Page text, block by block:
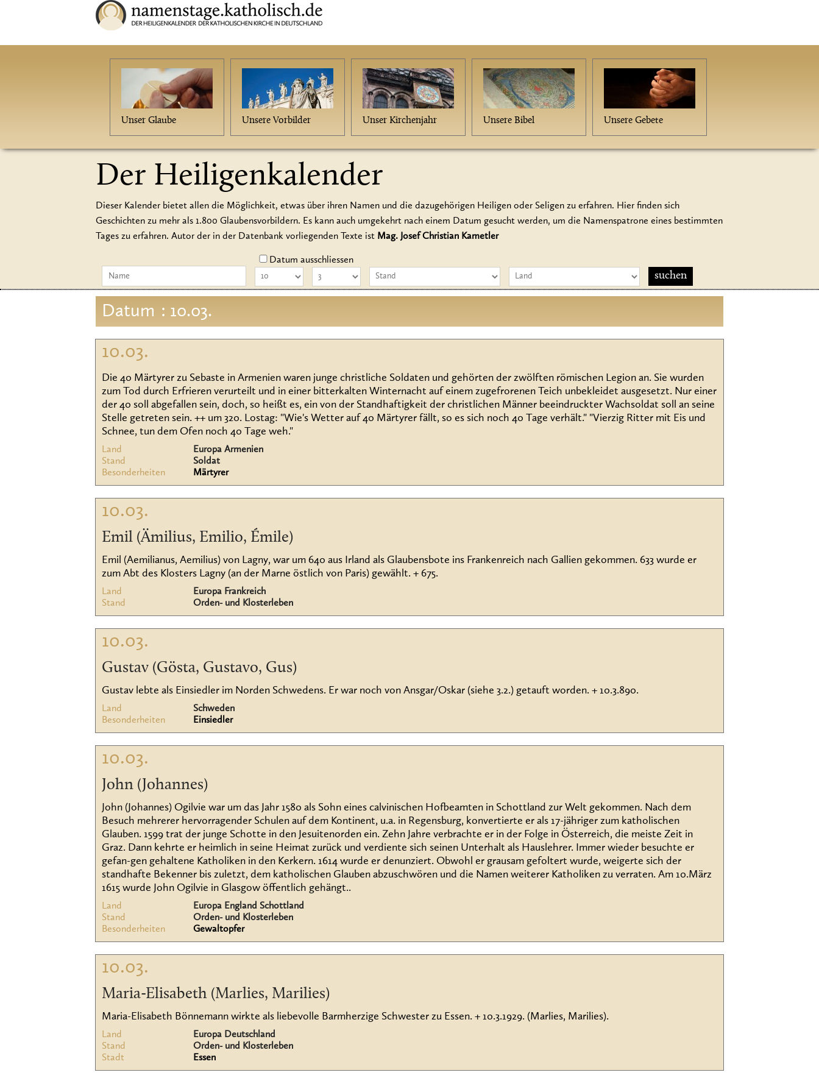
Unser Glaube Unsere Vorbilder Unser Kirchenjahr Unsere Bibel Unsere Gebete
Der Heiligenkalender
Dieser Kalender bietet allen die Möglichkeit, etwas über ihren Namen und die dazugehörigen Heiligen oder Seligen zu erfahren. Hier finden sich
Geschichten zu mehr als 1.800 Glaubensvorbildern. Es kann auch umgekehrt nach einem Datum gesucht werden, um die Namenspatrone eines bestimmten
Tages zu erfahren. Autor der in der Datenbank vorliegenden Texte ist Mag. Josef Christian Kametler
Datum ausschliessen
Datum : 10.03.
10.03.
Die 40 Märtyrer zu Sebaste in Armenien waren junge christliche Soldaten und gehörten der zwölften römischen Legion an. Sie wurden
zum Tod durch Erfrieren verurteilt und in einer bitterkalten Winternacht auf einem zugefrorenen Teich unbekleidet ausgesetzt. Nur einer
der 40 soll abgefallen sein, doch, so heißt es, ein von der Standhaftigkeit der christlichen Männer beeindruckter Wachsoldat soll an seine
Stelle getreten sein. ++ um 320. Lostag: "Wie's Wetter auf 40 Märtyrer fällt, so es sich noch 40 Tage verhält." "Vierzig Ritter mit Eis und
Schnee, tun dem Ofen noch 40 Tage weh."
Land
Europa Armenien
Stand
Soldat
Besonderheiten
Märtyrer
10.03.
Emil (Ämilius, Emilio, Émile)
Emil (Aemilianus, Aemilius) von Lagny, war um 640 aus Irland als Glaubensbote ins Frankenreich nach Gallien gekommen. 633 wurde er
zum Abt des Klosters Lagny (an der Marne östlich von Paris) gewählt. + 675.
Land
Europa Frankreich
Stand
Orden- und Klosterleben
10.03.
Gustav (Gösta, Gustavo, Gus)
Gustav lebte als Einsiedler im Norden Schwedens. Er war noch von Ansgar/Oskar (siehe 3.2.) getauft worden. + 10.3.890.
Land
Schweden
Besonderheiten
Einsiedler
10.03.
John (Johannes)
John (Johannes) Ogilvie war um das Jahr 1580 als Sohn eines calvinischen Hofbeamten in Schottland zur Welt gekommen. Nach dem
Besuch mehrerer hervorragender Schulen auf dem Kontinent, u.a. in Regensburg, konvertierte er als 17-jähriger zum katholischen
Glauben. 1599 trat der junge Schotte in den Jesuitenorden ein. Zehn Jahre verbrachte er in der Folge in Österreich, die meiste Zeit in
Graz. Dann kehrte er heimlich in seine Heimat zurück und verdiente sich seinen Unterhalt als Hauslehrer. Immer wieder besuchte er
gefan-gen gehaltene Katholiken in den Kerkern. 1614 wurde er denunziert. Obwohl er grausam gefoltert wurde, weigerte sich der
standhafte Bekenner bis zuletzt, dem katholischen Glauben abzuschwören und die Namen weiterer Katholiken zu verraten. Am 10.März
1615 wurde John Ogilvie in Glasgow öffentlich gehängt..
Land
Europa England Schottland
Stand
Orden- und Klosterleben
Besonderheiten
Gewaltopfer
10.03.
Maria-Elisabeth (Marlies, Marilies)
Maria-Elisabeth Bönnemann wirkte als liebevolle Barmherzige Schwester zu Essen. + 10.3.1929. (Marlies, Marilies).
Land
Europa Deutschland
Stand
Orden- und Klosterleben
Stadt
Essen